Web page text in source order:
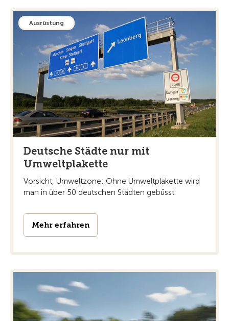
Ausrüstung
Deutsche Städte nur mit
Umweltplakette
Vorsicht, Umweltzone: Ohne Umweltplakette wird
man in über 50 deutschen Städten gebüsst.
Mehr erfahren